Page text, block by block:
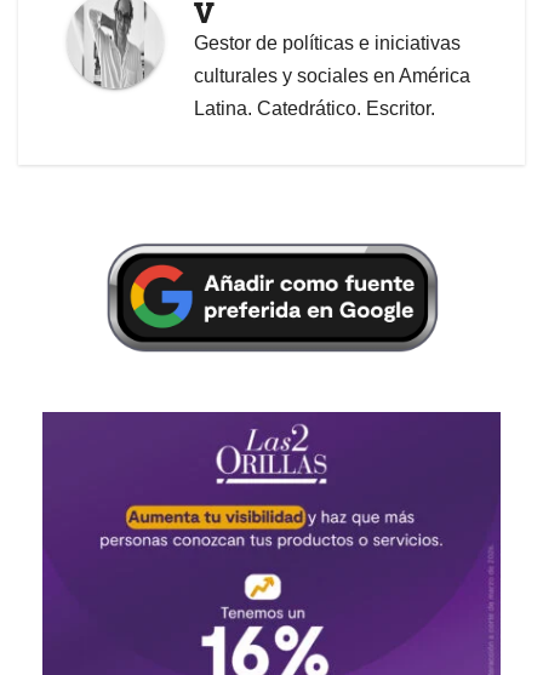
V
Gestor de políticas e iniciativas
culturales y sociales en América
Latina. Catedrático. Escritor.